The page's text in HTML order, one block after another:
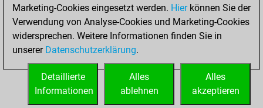
Türme auf der siebten
0
STARTSEITE
Marketing-Cookies eingesetzt werden. Hierkönnen Sie der
Verwendung von Analyse-Cookies und Marketing-Cookies
widersprechen. Weitere Informationen finden Sie in
unserer Datenschutzerklärung.
Alles
akzeptieren
Alles
ablehnen
Detaillierte
Informationen